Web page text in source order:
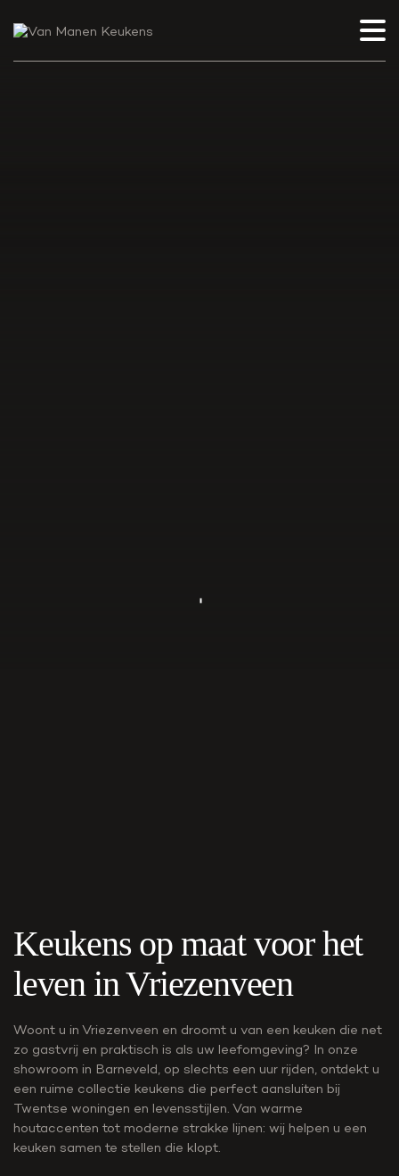
Keukens op maat voor het
leven in Vriezenveen
Woont u in Vriezenveen en droomt u van een keuken die net
zo gastvrij en praktisch is als uw leefomgeving? In onze
showroom in Barneveld, op slechts een uur rijden, ontdekt u
een ruime collectie keukens die perfect aansluiten bij
Twentse woningen en levensstijlen. Van warme
houtaccenten tot moderne strakke lijnen: wij helpen u een
keuken samen te stellen die klopt.